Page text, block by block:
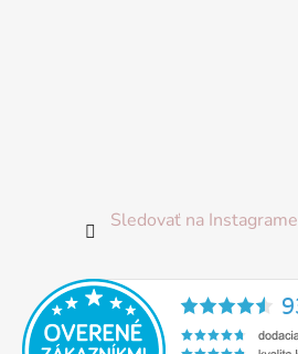
Sledovať na Instagrame